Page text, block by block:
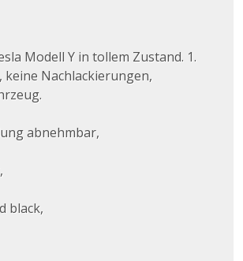
Modell Y in tollem Zustand. 1.
Nachlackierungen,
abnehmbar,
black,